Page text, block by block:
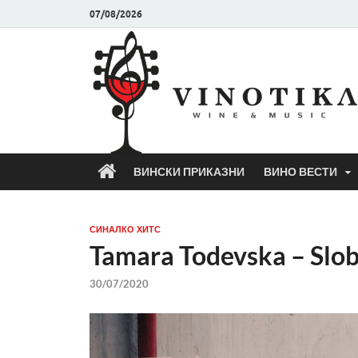
07/08/2026
ВИНСКИ ПРИКАЗНИ ВИНО ВЕСТИ
СИНАЛКО ХИТС
Tamara Todevska –
30/07/2020